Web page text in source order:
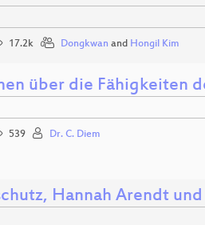
17.2k Dongkwan and Hongil Kim
über die Fähigkeiten
539 Dr. C. Diem
Hannah Arendt